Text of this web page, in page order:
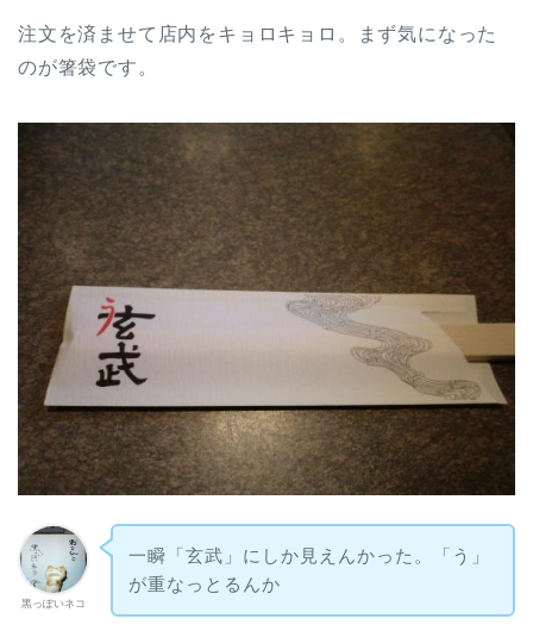
注文を済ませて店内をキョロキョロ。まず気になった
のが箸袋です。
黒っぽいネコ
一瞬「玄武」にしか見えんかった。「う」
が重なっとるんか